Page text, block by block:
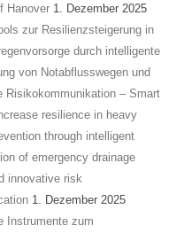
Hanover 1. Dezember 2025
zur Resilienzsteigerung in
durch intelligente
von Notabflusswegen und
Risikokommunikation – Smart
resilience in heavy
through intelligent
of emergency drainage
innovative risk
1. Dezember 2025
Instrumente zum